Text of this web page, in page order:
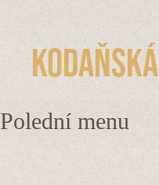
Kodaňská
Polední menu